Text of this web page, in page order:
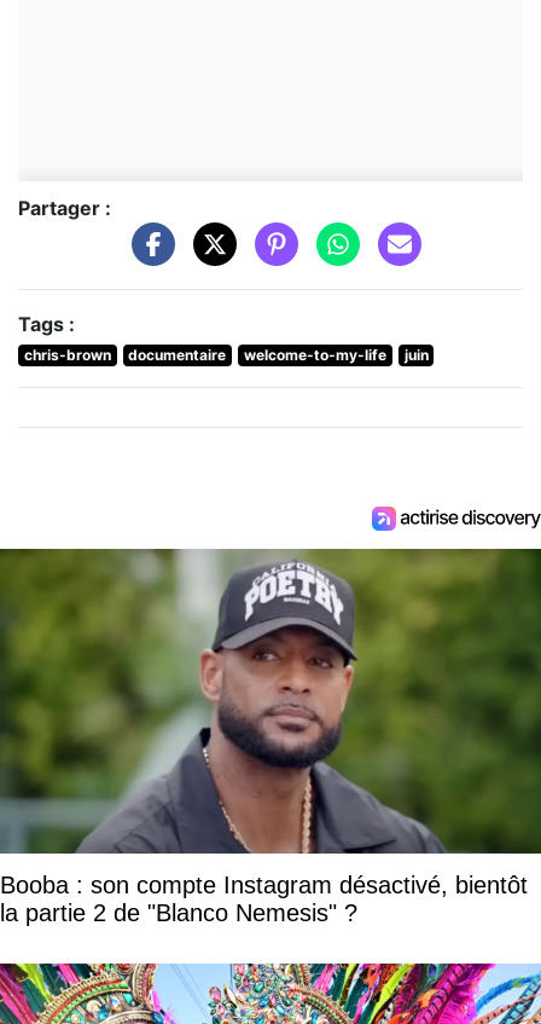
Partager :
Tags :
chris-brown documentaire welcome-to-my-life juin
Booba : son compte Instagram désactivé, bientôt
la partie 2 de "Blanco Nemesis" ?